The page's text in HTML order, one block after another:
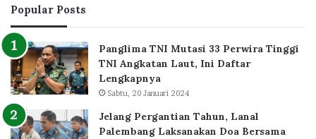
Popular Posts
Panglima TNI Mutasi 33 Perwira Tinggi
TNI Angkatan Laut, Ini Daftar
Lengkapnya
Sabtu, 20 Januari 2024
Jelang Pergantian Tahun, Lanal
Palembang Laksanakan Doa Bersama